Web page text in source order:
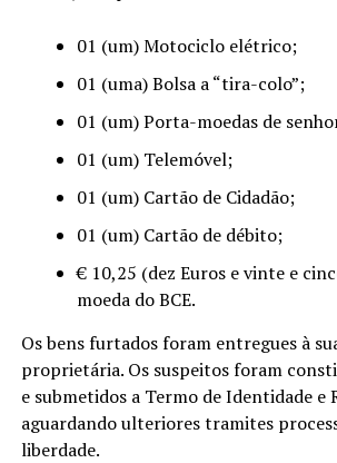
01 (um) Motociclo elétrico;
01 (uma) Bolsa a “tira-colo”;
01 (um) Porta-moedas de
01 (um) Telemóvel;
01 (um) Cartão de Cidadão;
01 (um) Cartão de débito;
€ 10,25 (dez Euros e vinte e
moeda do BCE.
Os bens furtados foram entregues à
proprietária. Os suspeitos foram
e submetidos a Termo de Identidade e
aguardando ulteriores tramites
liberdade.